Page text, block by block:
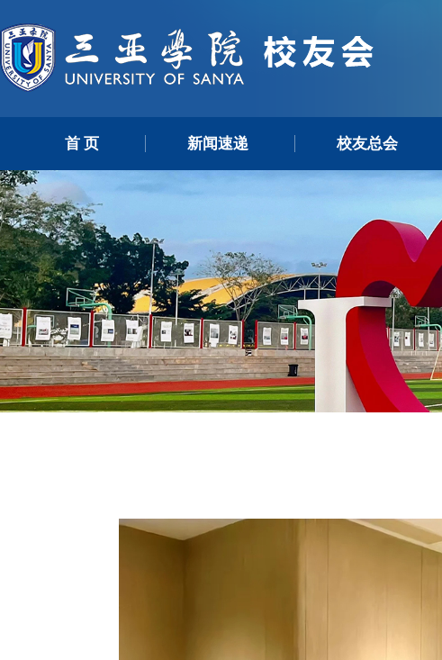
首 页 新闻速递 校友总会